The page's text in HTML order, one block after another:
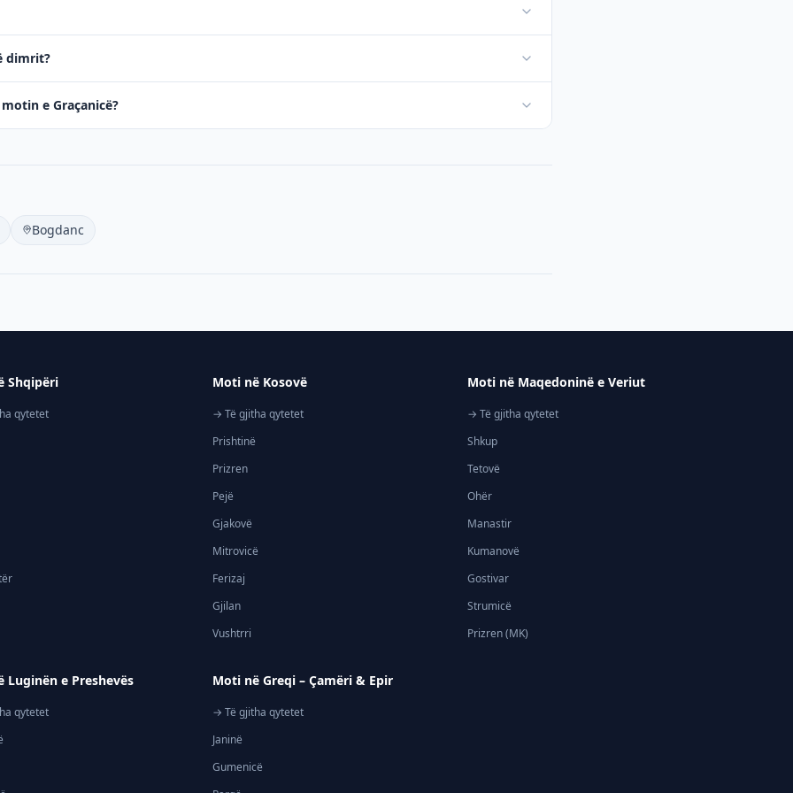
dimrit?
e Graçanicë?
Bogdanc
Shqipëri
qytetet
Moti në Kosovë
→ Të gjitha qytetet
Prishtinë
Prizren
Pejë
Gjakovë
Mitrovicë
Ferizaj
Gjilan
Vushtrri
Moti në Maqedoninë e Veriut
→ Të gjitha qytetet
Shkup
Tetovë
Ohër
Manastir
Kumanovë
Gostivar
Strumicë
Prizren (MK)
Luginën e Preshevës
qytetet
Moti në Greqi – Çamëri & Epir
→ Të gjitha qytetet
Janinë
Gumenicë